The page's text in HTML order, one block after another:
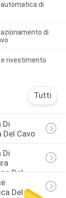
di
di
rivestimento
Tutti
Di
Del Cavo
Di
Del
Del